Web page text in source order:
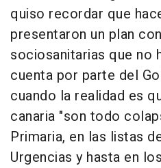
quiso recordar que
presentaron un plan
sociosanitarias que no
cuenta por parte del
cuando la realidad es
canaria "son todo
Primaria, en las listas
Urgencias y hasta en